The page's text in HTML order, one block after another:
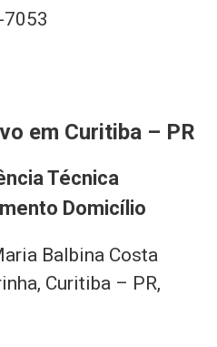
em Curitiba – PR
Técnica
Domicílio
Balbina Costa
Curitiba – PR,